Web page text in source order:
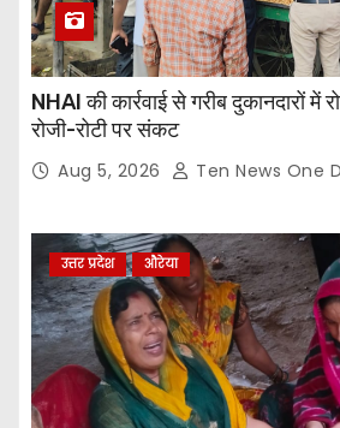
NHAI की कार्रवाई से गरीब दुकानदारों में
रोजी-रोटी पर संकट
Aug 5, 2026 Ten News One
उत्तर प्रदेश औरेया